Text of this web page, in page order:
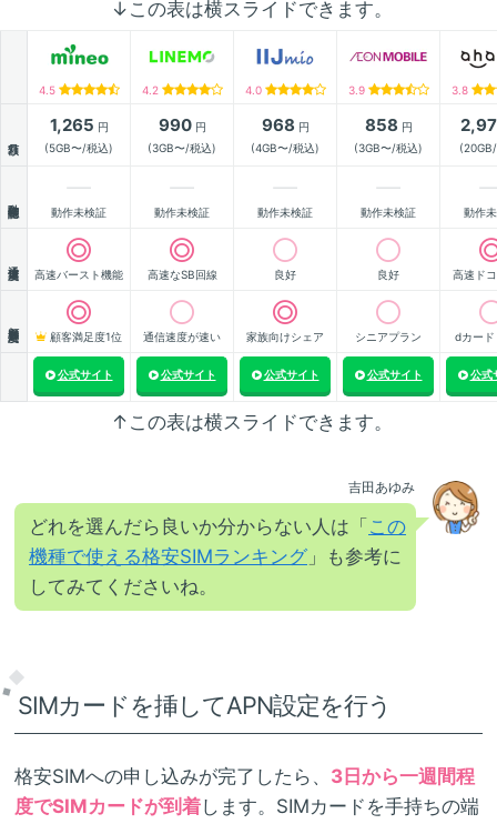
↓この表は横スライドできます。
4.5 4.2 4.0 3.9 3.8
1,265 円
(5GB〜/税込)
990円
(3GB〜/税込)
968 円
(4GB〜/税込)
858 円
(3GB〜/税込)
動作未検証 動作未検証 動作未検証 動作未検証 動作
高速バースト機能 高速なSB回線 良好 良好 高速ド
顧客満足度1位 通信速度が速い 家族向けシェア シニアプラン dカード
公式サイト 公式サイト 公式サイト 公式サイト 公式
↑この表は横スライドできます。
吉田あゆみ
どれを選んだら良いか分からない人は「この
機種で使える格安SIMランキング 」も参考に
してみてくださいね。
SIMカードを挿してAPN設定を行う
格安SIMへの申し込みが完了したら、 3日から一週間程
度でSIMカードが到着します。SIMカードを手持ちの端